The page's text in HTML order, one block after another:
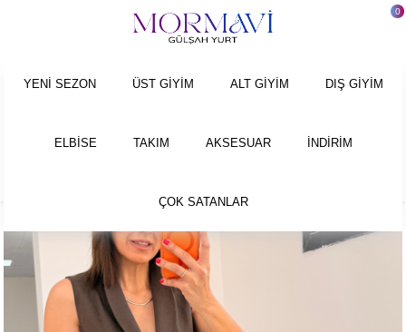
0
YENİ SEZON ÜST GİYİM ALT GİYİM DIŞ GİYİM
ELBİSE TAKIM AKSESUAR İNDİRİM
ÇOK SATANLAR